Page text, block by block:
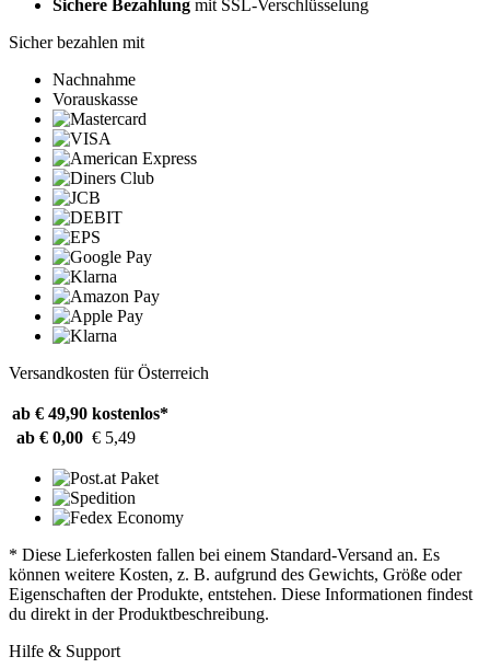
Sichere Bezahlung mit SSL-Verschlüsselung
Sicher bezahlen mit
Nachnahme
Vorauskasse
Versandkosten für Österreich
ab € 49,90 kostenlos*
ab € 0,00 € 5,49
* Diese Lieferkosten fallen bei einem Standard-Versand an. Es
können weitere Kosten, z. B. aufgrund des Gewichts, Größe oder
Eigenschaften der Produkte, entstehen. Diese Informationen findest
du direkt in der Produktbeschreibung.
Hilfe & Support